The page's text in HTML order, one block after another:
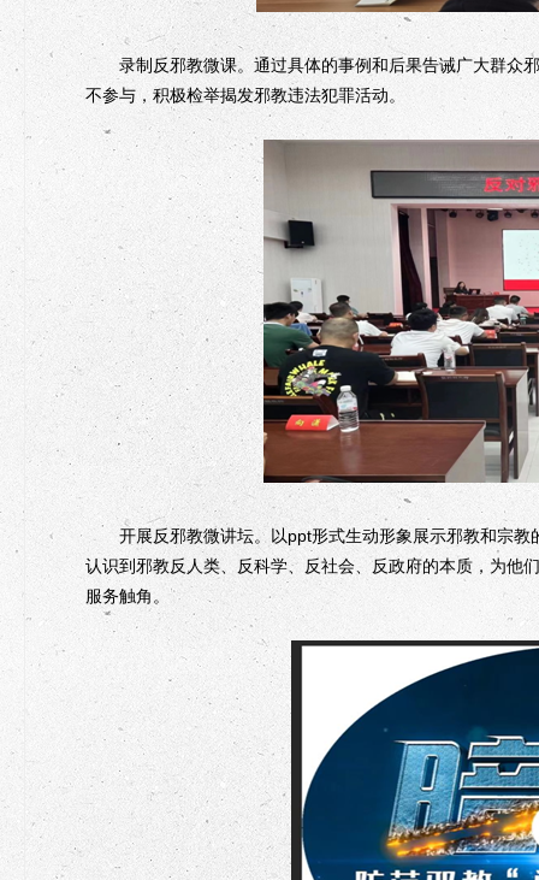
录制反邪教微课。通过具体的事例和后果告诫广大群众邪
不参与，积极检举揭发邪教违法犯罪活动。
开展反邪教微讲坛。以ppt形式生动形象展示邪教和宗教
认识到邪教反人类、反科学、反社会、反政府的本质，为他
服务触角。